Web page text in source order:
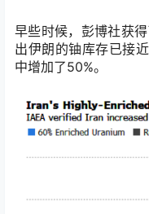
早些时候，彭博社获
出伊朗的铀库存已接
中增加了50%。